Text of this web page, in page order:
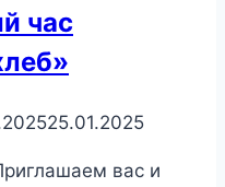
час
25.01.2025
вас и